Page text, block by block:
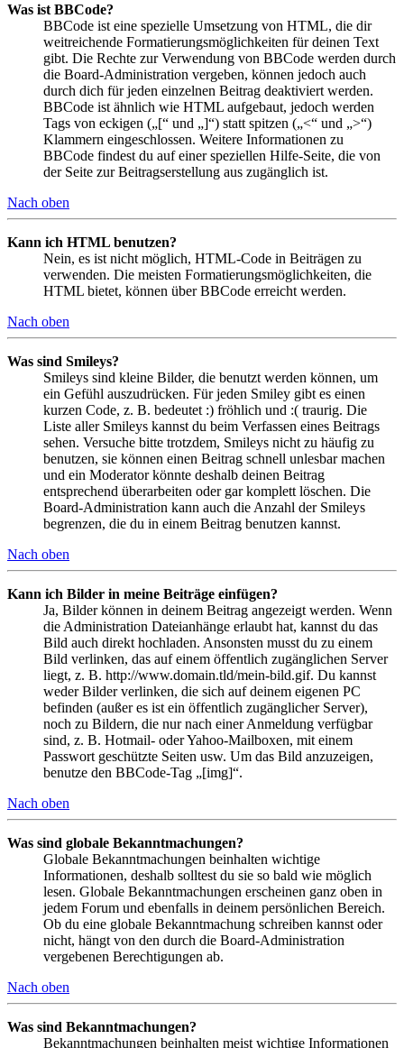
Was ist BBCode?
BBCode ist eine spezielle Umsetzung von HTML, die dir
weitreichende Formatierungsmöglichkeiten für deinen Text
gibt. Die Rechte zur Verwendung von BBCode werden durch
die Board-Administration vergeben, können jedoch auch
durch dich für jeden einzelnen Beitrag deaktiviert werden.
BBCode ist ähnlich wie HTML aufgebaut, jedoch werden
Tags von eckigen („[“ und „]“) statt spitzen („<“ und „>“)
Klammern eingeschlossen. Weitere Informationen zu
BBCode findest du auf einer speziellen Hilfe-Seite, die von
der Seite zur Beitragserstellung aus zugänglich ist.
Nach oben
Kann ich HTML benutzen?
Nein, es ist nicht möglich, HTML-Code in Beiträgen zu
verwenden. Die meisten Formatierungsmöglichkeiten, die
HTML bietet, können über BBCode erreicht werden.
Nach oben
Was sind Smileys?
Smileys sind kleine Bilder, die benutzt werden können, um
ein Gefühl auszudrücken. Für jeden Smiley gibt es einen
kurzen Code, z. B. bedeutet :) fröhlich und :( traurig. Die
Liste aller Smileys kannst du beim Verfassen eines Beitrags
sehen. Versuche bitte trotzdem, Smileys nicht zu häufig zu
benutzen, sie können einen Beitrag schnell unlesbar machen
und ein Moderator könnte deshalb deinen Beitrag
entsprechend überarbeiten oder gar komplett löschen. Die
Board-Administration kann auch die Anzahl der Smileys
begrenzen, die du in einem Beitrag benutzen kannst.
Nach oben
Kann ich Bilder in meine Beiträge einfügen?
Ja, Bilder können in deinem Beitrag angezeigt werden. Wenn
die Administration Dateianhänge erlaubt hat, kannst du das
Bild auch direkt hochladen. Ansonsten musst du zu einem
Bild verlinken, das auf einem öffentlich zugänglichen Server
liegt, z. B. http://www.domain.tld/mein-bild.gif. Du kannst
weder Bilder verlinken, die sich auf deinem eigenen PC
befinden (außer es ist ein öffentlich zugänglicher Server),
noch zu Bildern, die nur nach einer Anmeldung verfügbar
sind, z. B. Hotmail- oder Yahoo-Mailboxen, mit einem
Passwort geschützte Seiten usw. Um das Bild anzuzeigen,
benutze den BBCode-Tag „[img]“.
Nach oben
Was sind globale Bekanntmachungen?
Globale Bekanntmachungen beinhalten wichtige
Informationen, deshalb solltest du sie so bald wie möglich
lesen. Globale Bekanntmachungen erscheinen ganz oben in
jedem Forum und ebenfalls in deinem persönlichen Bereich.
Ob du eine globale Bekanntmachung schreiben kannst oder
nicht, hängt von den durch die Board-Administration
vergebenen Berechtigungen ab.
Nach oben
Was sind Bekanntmachungen?
Bekanntmachungen beinhalten meist wichtige Informationen